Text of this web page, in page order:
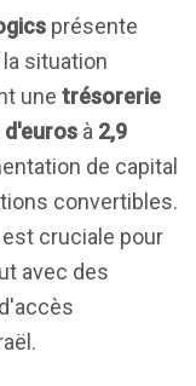
présente
situation
une trésorerie
d'euros à 2,9
de capital
convertibles.
cruciale pour
avec des